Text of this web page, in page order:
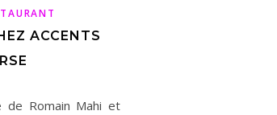
ACCENTS
de Romain Mahi et